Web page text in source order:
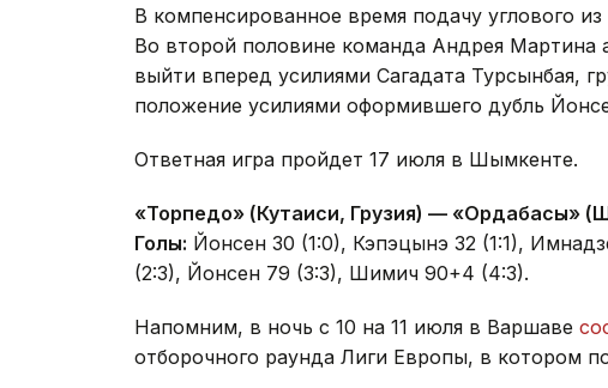
В компенсированное время подачу углового
Во второй половине команда Андрея Мартина
выйти вперед усилиями Сагадата Турсынбая,
положение усилиями оформившего дубль
Ответная игра пройдет 17 июля в Шымкенте.
«Торпедо» (Кутаиси, Грузия) — «Ордабасы»
Голы: Йонсен 30 (1:0), Кэпэцынэ 32 (1:1),
(2:3), Йонсен 79 (3:3), Шимич 90+4 (4:3).
Напомним, в ночь с 10 на 11 июля в Варшаве
отборочного раунда Лиги Европы, в котором